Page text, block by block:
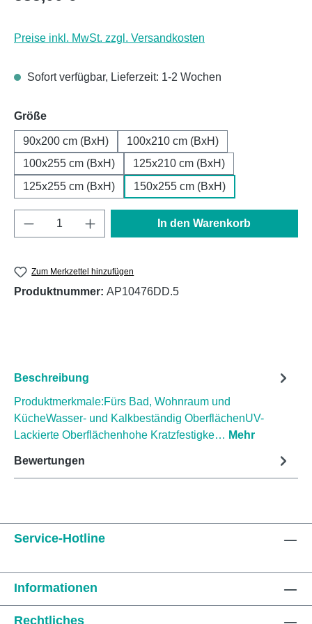
Preise inkl. MwSt. zzgl. Versandkosten
Sofort verfügbar, Lieferzeit: 1-2 Wochen
Größeauswählen
90x200 cm (BxH)
100x210 cm (BxH)
100x255 cm (BxH)
125x210 cm (BxH)
125x255 cm (BxH)
150x255 cm (BxH)
Produkt Anzahl: Gib den gewünschten
In den Warenkorb
Zum Merkzettel hinzufügen
Produktnummer: AP10476DD.5
Beschreibung
Produktmerkmale:Fürs Bad, Wohnraum und
KücheWasser- und Kalkbeständig OberflächenUV-
Lackierte Oberflächenhohe Kratzfestigke… Mehr
Bewertungen
Service-Hotline
Informationen
Rechtliches